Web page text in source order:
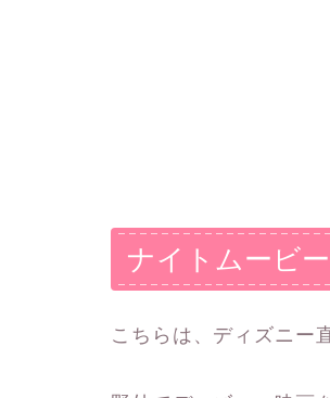
ナイトムービー
こちらは、ディズニー